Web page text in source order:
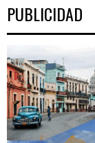
PUBLICIDAD